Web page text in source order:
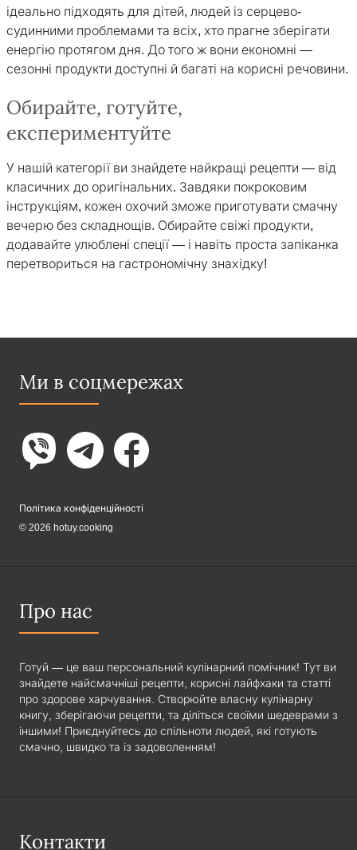
ідеально підходять для дітей, людей із серцево-
судинними проблемами та всіх, хто прагне зберігати
енергію протягом дня. До того ж вони економні —
сезонні продукти доступні й багаті на корисні речовини.
Обирайте, готуйте,
експериментуйте
У нашій категорії ви знайдете найкращі рецепти — від
класичних до оригінальних. Завдяки покроковим
інструкціям, кожен охочий зможе приготувати смачну
вечерю без складнощів. Обирайте свіжі продукти,
додавайте улюблені спеції — і навіть проста запіканка
перетвориться на гастрономічну знахідку!
Ми в соцмережах
Політика конфіденційності
© 2026 hotuy.cooking
Про нас
Готуй — це ваш персональний кулінарний помічник! Тут ви
знайдете найсмачніші рецепти, корисні лайфхаки та статті
про здорове харчування. Створюйте власну кулінарну
книгу, зберігаючи рецепти, та діліться своїми шедеврами з
іншими! Приєднуйтесь до спільноти людей, які готують
смачно, швидко та із задоволенням!
Контакти